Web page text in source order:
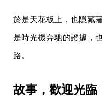
於是天花板上，也隱藏
是時光機奔馳的證據，
路。
故事，歡迎光臨